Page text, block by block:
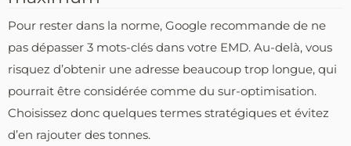
Pour rester dans la norme, Google recommande de ne
pas dépasser 3 mots-clés dans votre EMD. Au-delà, vous
risquez d’obtenir une adresse beaucoup trop longue, qui
pourrait être considérée comme du sur-optimisation.
Choisissez donc quelques termes stratégiques et évitez
d’en rajouter des tonnes.